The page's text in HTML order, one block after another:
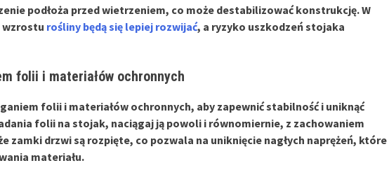
podłoża przed wietrzeniem, co może destabilizować konstrukcję. W
wzrostu rośliny będą się lepiej rozwijać, a ryzyko uszkodzeń stojaka
folii i materiałów ochronnych
folii i materiałów ochronnych, aby zapewnić stabilność i uniknąć
folii na stojak, naciągaj ją powoli i równomiernie, z zachowaniem
zamki drzwi są rozpięte, co pozwala na uniknięcie nagłych naprężeń, które
materiału.